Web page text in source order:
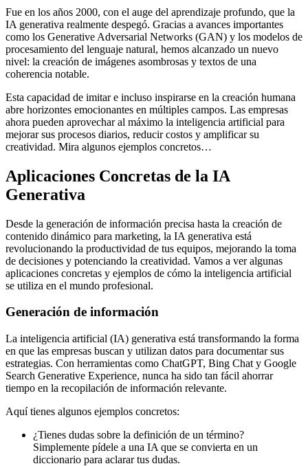
Fue en los años 2000, con el auge del aprendizaje profundo, que la
IA generativa realmente despegó. Gracias a avances importantes
como los Generative Adversarial Networks (GAN) y los modelos de
procesamiento del lenguaje natural, hemos alcanzado un nuevo
nivel: la creación de imágenes asombrosas y textos de una
coherencia notable.
Esta capacidad de imitar e incluso inspirarse en la creación humana
abre horizontes emocionantes en múltiples campos. Las empresas
ahora pueden aprovechar al máximo la inteligencia artificial para
mejorar sus procesos diarios, reducir costos y amplificar su
creatividad. Mira algunos ejemplos concretos…
Aplicaciones Concretas de la IA
Generativa
Desde la generación de información precisa hasta la creación de
contenido dinámico para marketing, la IA generativa está
revolucionando la productividad de tus equipos, mejorando la toma
de decisiones y potenciando la creatividad. Vamos a ver algunas
aplicaciones concretas y ejemplos de cómo la inteligencia artificial
se utiliza en el mundo profesional.
Generación de información
La inteligencia artificial (IA) generativa está transformando la forma
en que las empresas buscan y utilizan datos para documentar sus
estrategias. Con herramientas como ChatGPT, Bing Chat y Google
Search Generative Experience, nunca ha sido tan fácil ahorrar
tiempo en la recopilación de información relevante.
Aquí tienes algunos ejemplos concretos:
¿Tienes dudas sobre la definición de un término?
Simplemente pídele a una IA que se convierta en un
diccionario para aclarar tus dudas.